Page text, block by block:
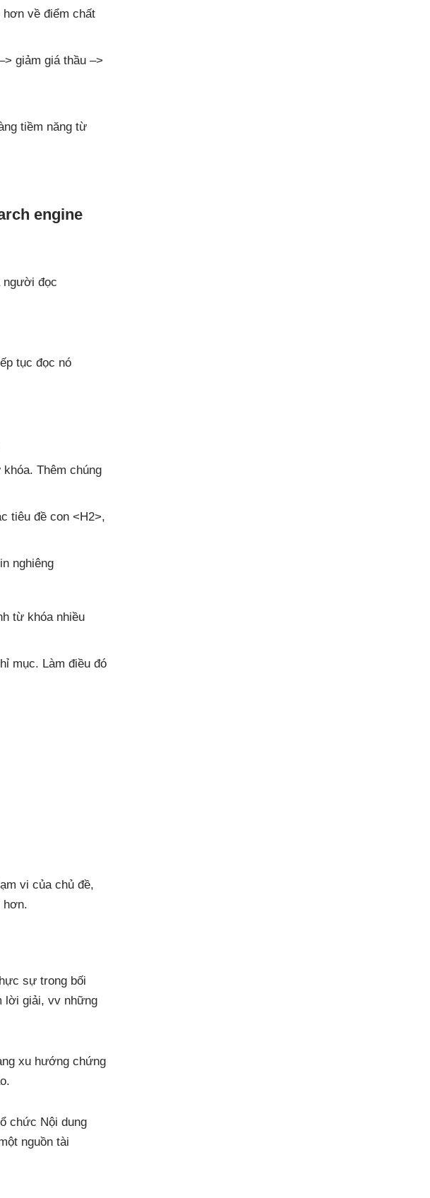
về điểm chất
giảm giá thầu –>
tiềm năng từ
engine
người đọc
tục đọc nó
Thêm chúng
tiêu đề con <H2>,
nghiêng
từ khóa nhiều
mục. Làm điều đó
vi của chủ đề,
hơn.
sự trong bối
lời giải, vv những
xu hướng chứng
chức Nội dung
nguồn tài